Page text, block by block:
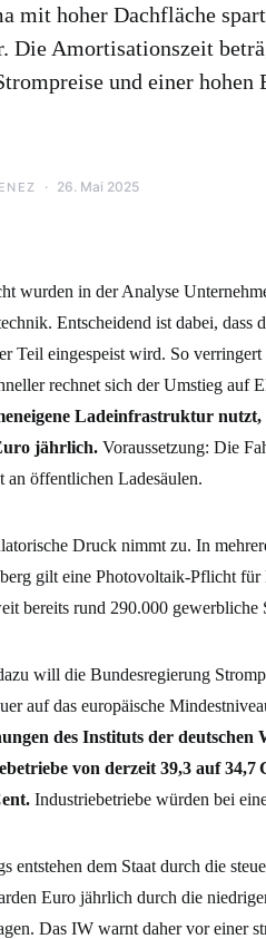
mit hoher Dachfläche
Die Amortisationszeit
und einer hohen
26. Mai 2025
wurden in der Analyse
Entscheidend ist dabei, dass
Teil eingespeist wird. So
rechnet sich der Umstieg auf
Ladeinfrastruktur
jährlich. Voraussetzung: Die
an öffentlichen Ladesäulen.
Druck nimmt zu. In
gilt eine Photovoltaik-Pflicht für
bereits rund 290.000 gewerbliche
will die Bundesregierung
auf das europäische
des Instituts der
von derzeit 39,3 auf
Industriebetriebe würden bei
entstehen dem Staat durch die
Euro jährlich durch die
Das IW warnt daher vor einer